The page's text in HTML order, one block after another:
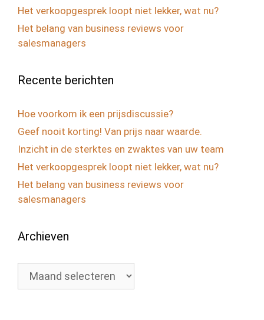
Het verkoopgesprek loopt niet lekker, wat nu?
Het belang van business reviews voor
salesmanagers
Recente berichten
Hoe voorkom ik een prijsdiscussie?
Geef nooit korting! Van prijs naar waarde.
Inzicht in de sterktes en zwaktes van uw team
Het verkoopgesprek loopt niet lekker, wat nu?
Het belang van business reviews voor
salesmanagers
Archieven
Archieven